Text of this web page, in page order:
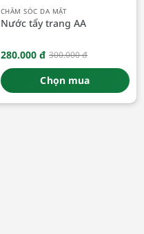
CHĂM SÓC DA MẶT
Nước tẩy trang AA
300.000đ
Giá
gốc
là:
300.000 đ.
280.000 đ
Giá
hiện
tại
là:
280.000 đ.
Chọn mua